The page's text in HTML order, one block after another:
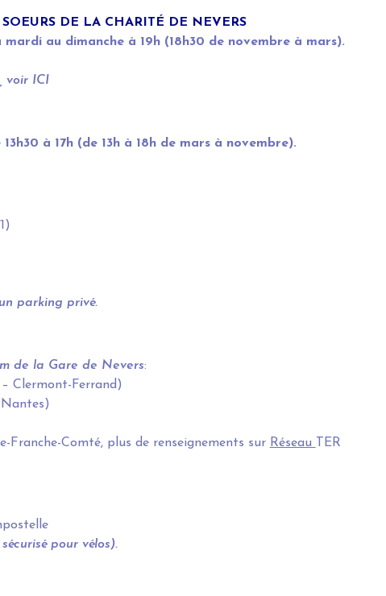
DE LA CHARITÉ DE NEVERS
au dimanche à 19h (18h30 de novembre à mars).
voir ICI
à 17h (de 13h à 18h de mars à novembre).
parking privé.
de la Gare de Nevers:
Clermont-Ferrand)
Franche-Comté, plus de renseignements sur Réseau
TER
pour vélos).